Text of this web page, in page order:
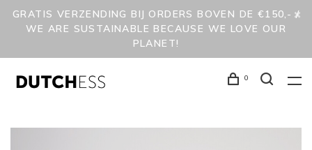
GRATIS VERZENDING BIJ ORDERS BOVEN DE €150,- /
WE ARE SUSTAINABLE BECAUSE WE LOVE OUR
PLANET!
0